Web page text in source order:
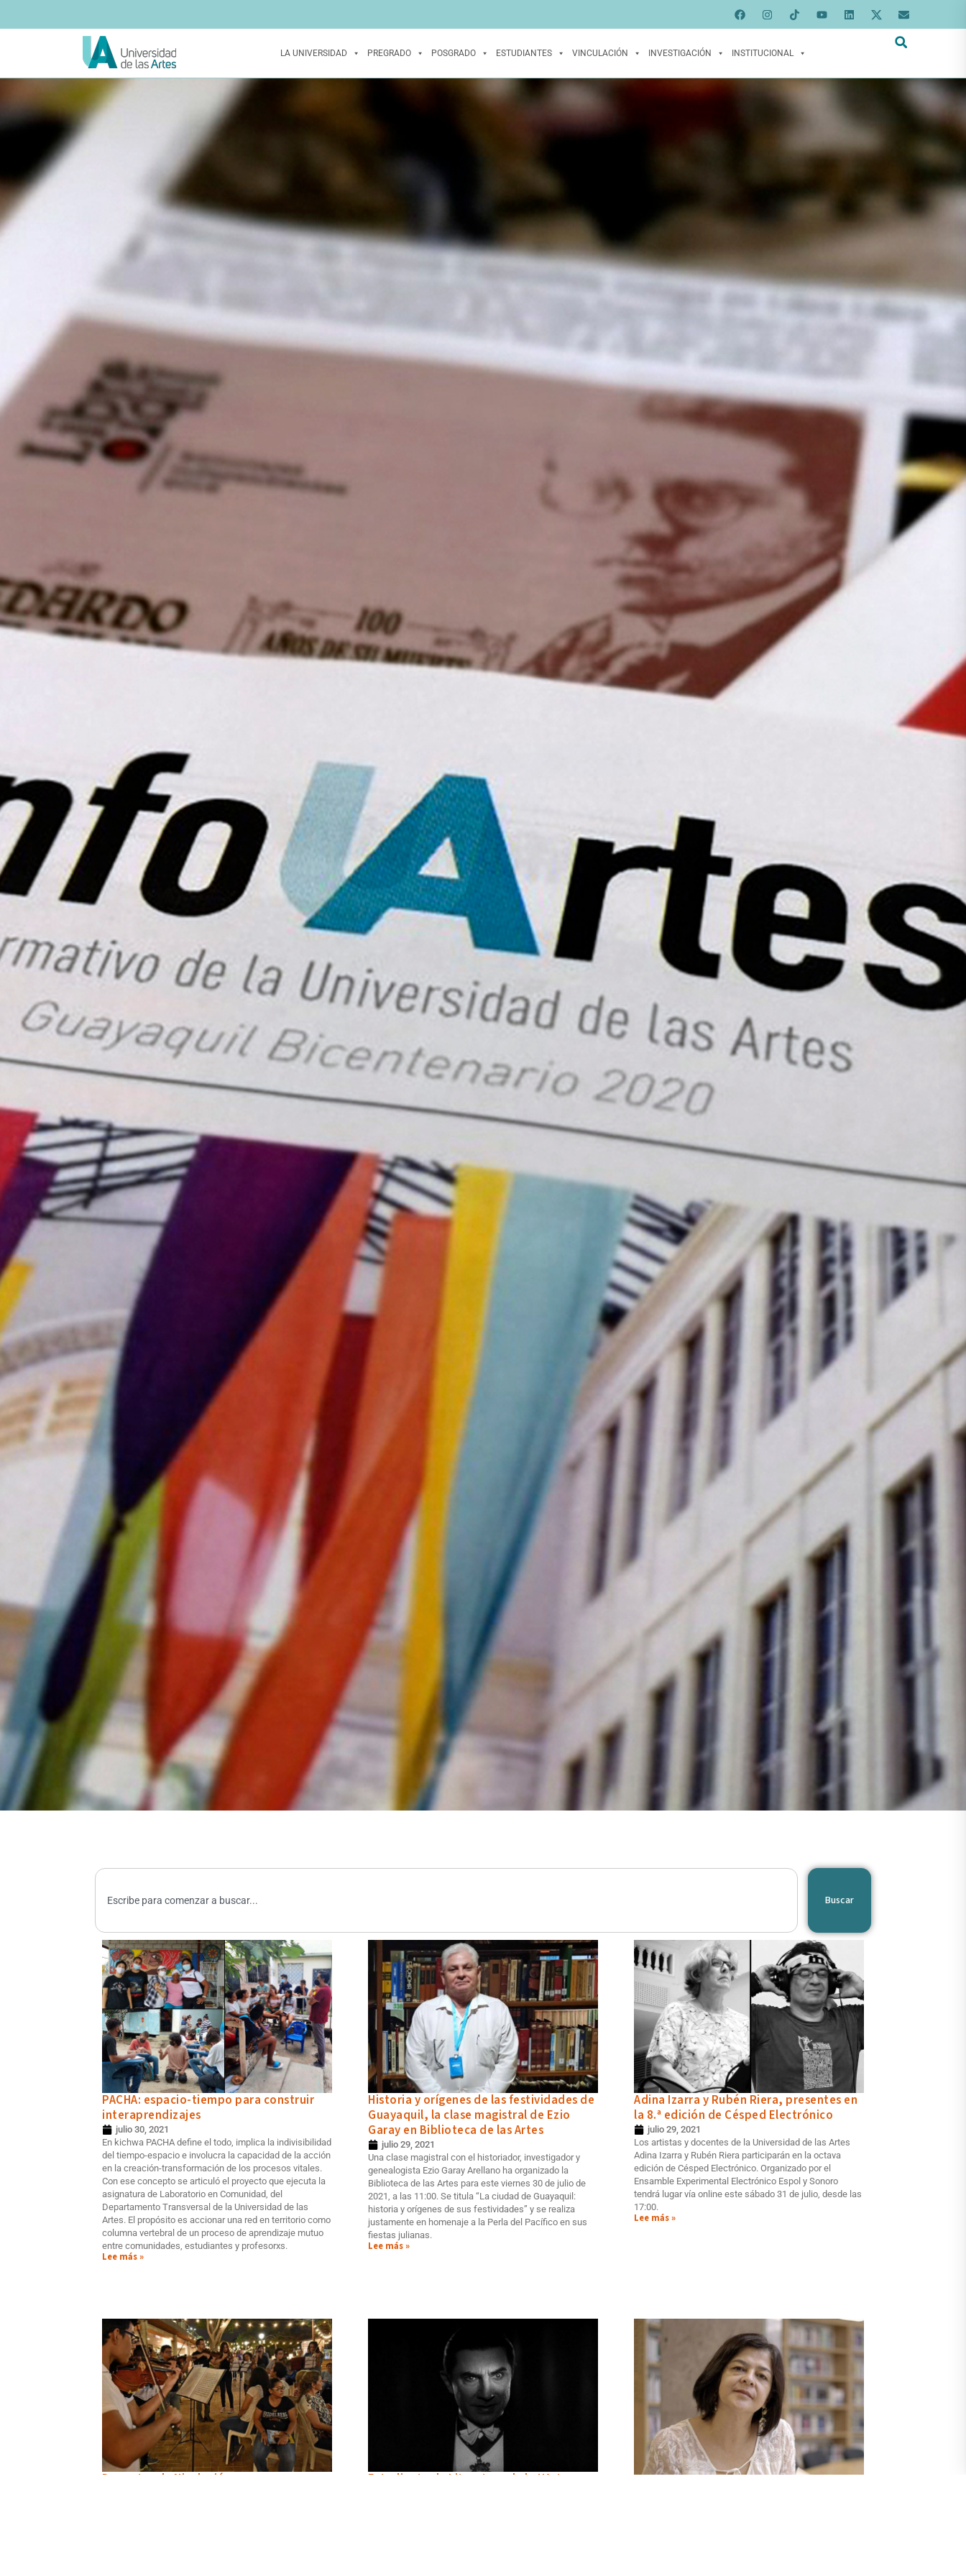
LA UNIVERSIDAD PREGRADO POSGRADO ESTUDIANTES VINCULACIÓN INVESTIGACIÓN INSTITUCIONAL
Buscar
PACHA: espacio-tiempo para construir
interaprendizajes
julio 30, 2021
En kichwa PACHA define el todo, implica la indivisibilidad
del tiempo-espacio e involucra la capacidad de la acción
en la creación-transformación de los procesos vitales.
Con ese concepto se articuló el proyecto que ejecuta la
asignatura de Laboratorio en Comunidad, del
Departamento Transversal de la Universidad de las
Artes. El propósito es accionar una red en territorio como
columna vertebral de un proceso de aprendizaje mutuo
entre comunidades, estudiantes y profesorxs.
Lee más »
Historia y orígenes de las festividades de
Guayaquil, la clase magistral de Ezio
Garay en Biblioteca de las Artes
julio 29, 2021
Una clase magistral con el historiador, investigador y
genealogista Ezio Garay Arellano ha organizado la
Biblioteca de las Artes para este viernes 30 de julio de
2021, a las 11:00. Se titula “La ciudad de Guayaquil:
historia y orígenes de sus festividades” y se realiza
justamente en homenaje a la Perla del Pacífico en sus
fiestas julianas.
Lee más »
Adina Izarra y Rubén Riera, presentes en
la 8.ª edición de Césped Electrónico
julio 29, 2021
Los artistas y docentes de la Universidad de las Artes
Adina Izarra y Rubén Riera participarán en la octava
edición de Césped Electrónico. Organizado por el
Ensamble Experimental Electrónico Espol y Sonoro
tendrá lugar vía online este sábado 31 de julio, desde las
17:00.
Lee más »
Docentes de Nivelación proponen
Estudiante de Literatura de la UArtes,